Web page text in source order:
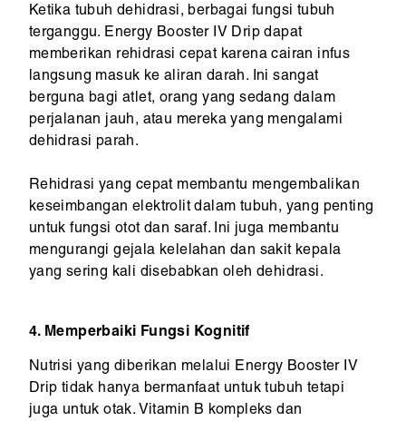
Ketika tubuh dehidrasi, berbagai fungsi tubuh
terganggu. Energy Booster IV Drip dapat
memberikan rehidrasi cepat karena cairan infus
langsung masuk ke aliran darah. Ini sangat
berguna bagi atlet, orang yang sedang dalam
perjalanan jauh, atau mereka yang mengalami
dehidrasi parah.
Rehidrasi yang cepat membantu mengembalikan
keseimbangan elektrolit dalam tubuh, yang penting
untuk fungsi otot dan saraf. Ini juga membantu
mengurangi gejala kelelahan dan sakit kepala
yang sering kali disebabkan oleh dehidrasi.
4. Memperbaiki Fungsi Kognitif
Nutrisi yang diberikan melalui Energy Booster IV
Drip tidak hanya bermanfaat untuk tubuh tetapi
juga untuk otak. Vitamin B kompleks dan